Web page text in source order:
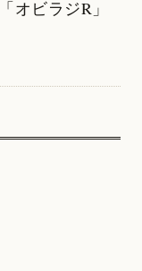
オビラジR」